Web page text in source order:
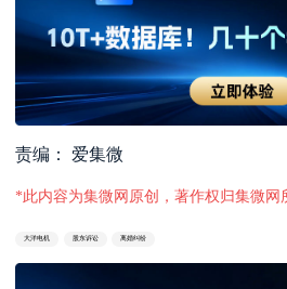
责编： 爱集微
*此内容为集微网原创，著作权归集微网
大洋电机 股东诉讼 离婚纠纷